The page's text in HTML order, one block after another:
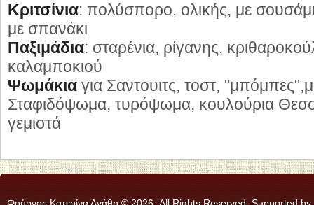
Κριτσίνια: πολύσπορο, ολικής, με
με σπανάκι
Παξιμάδια: σταρένια, ρίγανης,
καλαμποκιού
Ψωμάκια για Σαντουιτς, τοστ,
Σταφιδόψωμα, τυρόψωμα, κουλούρια
γεμιστά
Φούρνος Κατερίνα Αγάθη © 2026. All Rights Reserved. Supported by